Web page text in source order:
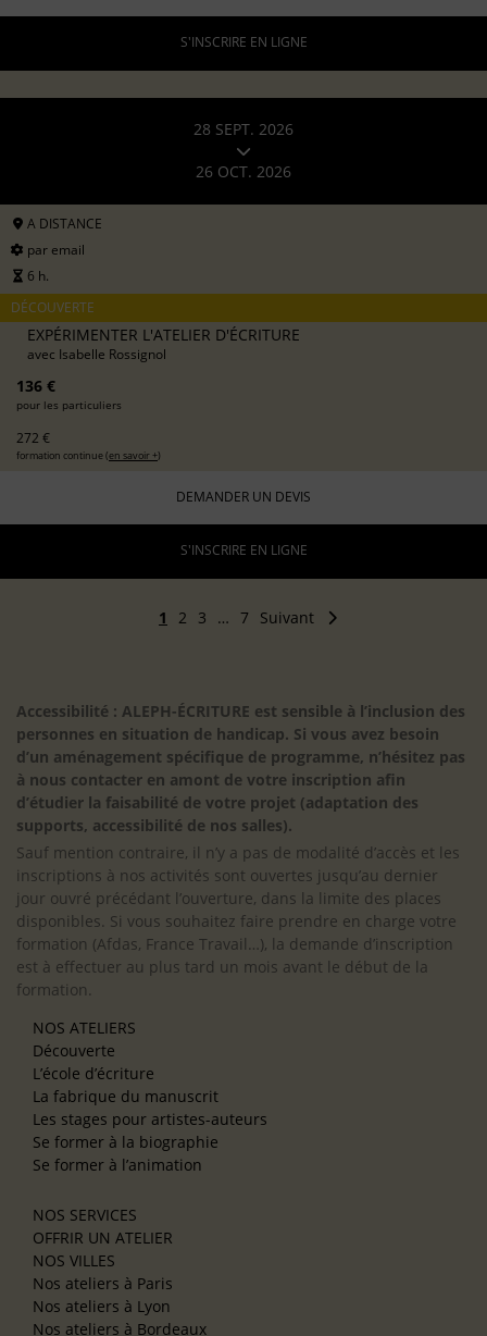
S'INSCRIRE EN LIGNE
28 SEPT. 2026
26 OCT. 2026
A DISTANCE
par email
6 h.
DÉCOUVERTE
EXPÉRIMENTER L'ATELIER D'ÉCRITURE
avec Isabelle Rossignol
136 €
pour les particuliers
272 €
formation continue (en savoir +)
DEMANDER UN DEVIS
S'INSCRIRE EN LIGNE
1 2 3 … 7 Suivant
Accessibilité : ALEPH-ÉCRITURE est sensible à l’inclusion des
personnes en situation de handicap. Si vous avez besoin
d’un aménagement spécifique de programme, n’hésitez pas
à nous contacter en amont de votre inscription afin
d’étudier la faisabilité de votre projet (adaptation des
supports, accessibilité de nos salles).
Sauf mention contraire, il n’y a pas de modalité d’accès et les
inscriptions à nos activités sont ouvertes jusqu’au dernier
jour ouvré précédant l’ouverture, dans la limite des places
disponibles. Si vous souhaitez faire prendre en charge votre
formation (Afdas, France Travail…), la demande d’inscription
est à effectuer au plus tard un mois avant le début de la
formation.
NOS ATELIERS
Découverte
L’école d’écriture
La fabrique du manuscrit
Les stages pour artistes-auteurs
Se former à la biographie
Se former à l’animation
NOS SERVICES
OFFRIR UN ATELIER
NOS VILLES
Nos ateliers à Paris
Nos ateliers à Lyon
Nos ateliers à Bordeaux